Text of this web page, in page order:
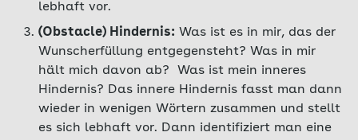
lebhaft vor.
(Obstacle) Hindernis: Was ist es in mir, das der
Wunscherfüllung entgegensteht? Was in mir
hält mich davon ab? Was ist mein inneres
Hindernis? Das innere Hindernis fasst man dann
wieder in wenigen Wörtern zusammen und stellt
es sich lebhaft vor. Dann identifiziert man eine